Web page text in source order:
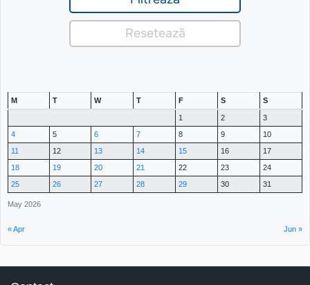
May 2026
M T W T F S S
1 2
3
4
5 6 7 8 9
10
11
12 13 14 15 16
17
18
19 20 21 22 23
24
25
26 27 28 29 30 31
« Apr Jun »